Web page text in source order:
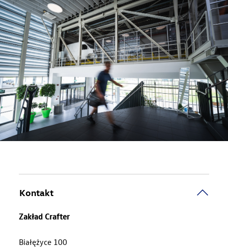
Produkty
Produkcja samochodów
Zabudowy specjalne
e-Sklep
Kontakt
Zakład Crafter
Białężyce 100